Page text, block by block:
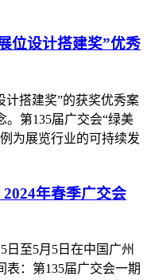
位设计搭建奖”优秀
计搭建奖”的获奖优秀案
第135届广交会“绿美
为展览行业的可持续发
年春季广交会
日至5月5日在中国广州
表：第135届广交会一期